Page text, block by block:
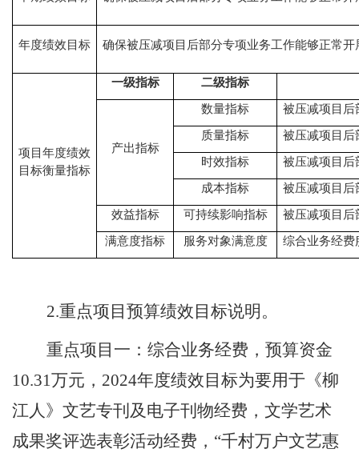
年度绩效目标 确保被压减项目后部分专项业务工作能够正常开
项目年度绩效
目标衡量指标
一级指标 二级指标
产出指标
数量指标 被压减项目后
质量指标 被压减项目后
时效指标 被压减项目后
成本指标 被压减项目后
效益指标 可持续影响指标 被压减项目后
满意度指标 服务对象满意度 综合业务经费
2.重点项目预算绩效目标说明。
重点项目一：综合业务经费，预算资金
10.31万元， 2024年度绩效目标为要用于《柳
江人》文艺专刊及电子刊物经费，文学艺术
成果奖评选表彰活动经费，“千村万户文艺惠